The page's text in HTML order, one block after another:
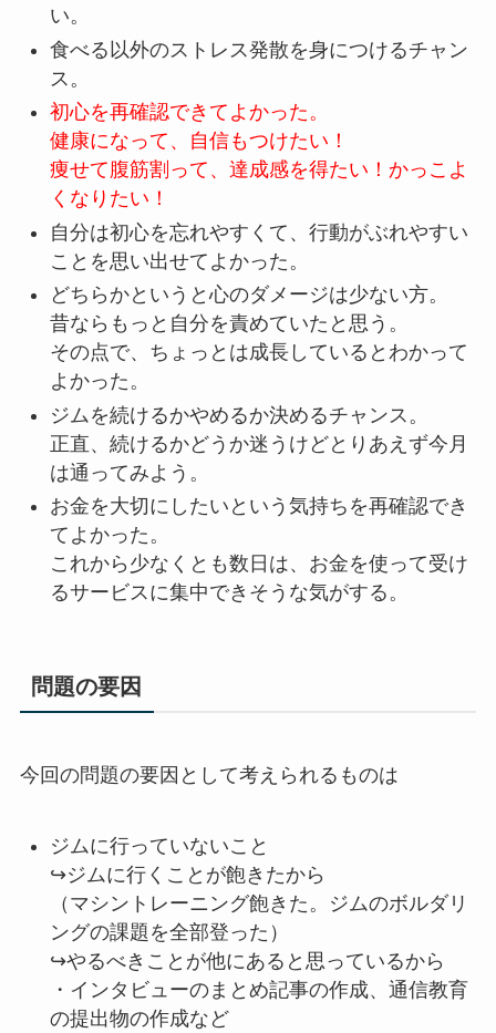
い。
食べる以外のストレス発散を身につけるチャン
ス。
初心を再確認できてよかった。
健康になって、自信もつけたい！
痩せて腹筋割って、達成感を得たい！かっこよ
くなりたい！
自分は初心を忘れやすくて、行動がぶれやすい
ことを思い出せてよかった。
どちらかというと心のダメージは少ない方。
昔ならもっと自分を責めていたと思う。
その点で、ちょっとは成長しているとわかって
よかった。
ジムを続けるかやめるか決めるチャンス。
正直、続けるかどうか迷うけどとりあえず今月
は通ってみよう。
お金を大切にしたいという気持ちを再確認でき
てよかった。
これから少なくとも数日は、お金を使って受け
るサービスに集中できそうな気がする。
問題の要因
今回の問題の要因として考えられるものは
ジムに行っていないこと
↪ジムに行くことが飽きたから
（マシントレーニング飽きた。ジムのボルダリ
ングの課題を全部登った）
↪やるべきことが他にあると思っているから
・インタビューのまとめ記事の作成、通信教育
の提出物の作成など